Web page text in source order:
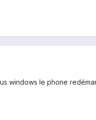
windows le phone